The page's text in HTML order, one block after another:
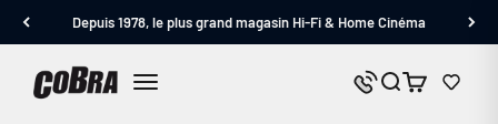
Depuis 1978, le plus grand magasin Hi-Fi & Home Cinéma
Cobra.fr
Nous contacter
Panier